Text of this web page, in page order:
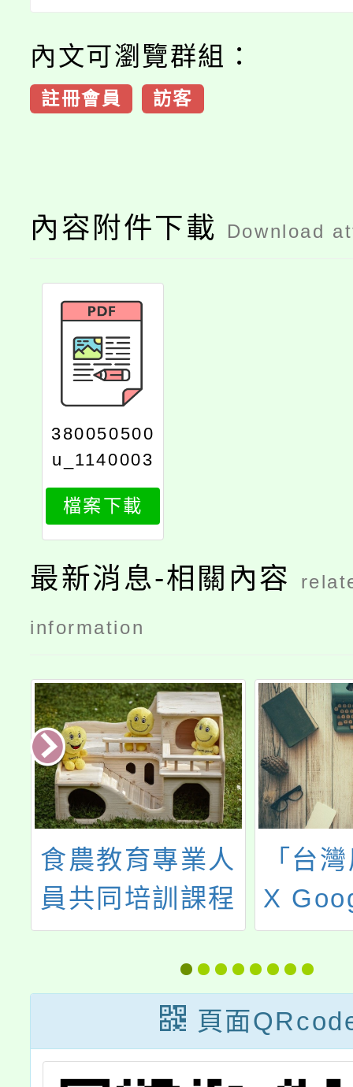
內文可瀏覽群組：
註冊會員 訪客
內容附件下載 Download
380050500
u_1140003
783_attach
1
檔案下載
最新消息-相關內容
information
食農教育專業人
員共同培訓課程
「台
X
兒少
防制
剝削
（國
頁面